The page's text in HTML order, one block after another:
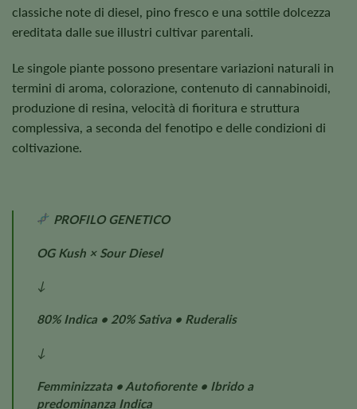
classiche note di diesel, pino fresco e una sottile dolcezza
ereditata dalle sue illustri cultivar parentali.
Le singole piante possono presentare variazioni naturali in
termini di aroma, colorazione, contenuto di cannabinoidi,
produzione di resina, velocità di fioritura e struttura
complessiva, a seconda del fenotipo e delle condizioni di
coltivazione.
PROFILO GENETICO
OG Kush × Sour Diesel
↓
80% Indica • 20% Sativa • Ruderalis
↓
Femminizzata • Autofiorente • Ibrido a
predominanza Indica